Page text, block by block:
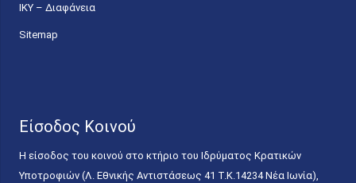
ΙΚΥ – Διαφάνεια
Sitemap
Είσοδος Κοινού
Η είσοδος του κοινού στο κτήριο του Ιδρύματος Κρατικών
Υποτροφιών (Λ. Εθνικής Αντιστάσεως 41 T.K.14234 Νέα Ιωνία),